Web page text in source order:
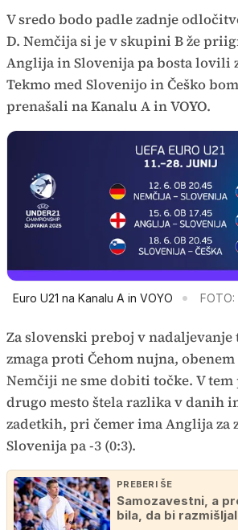
V sredo bodo padle zadnje
D. Nemčija si je v skupini B že
Anglija in Slovenija pa bosta lovili
Tekmo med Slovenijo in Češko
prenašali na Kanalu A in VOYO.
Euro U21 na Kanalu A in VOYO FOTO:
Za slovenski preboj v nadaljevanje
zmaga proti Čehom nujna,
Nemčiji ne sme dobiti točke. V
drugo mesto štela razlika v danih
zadetkih, pri čemer ima Anglija za
Slovenija pa -3 (0:3).
PREBERI ŠE
Samozavestni, a
bila, da bi